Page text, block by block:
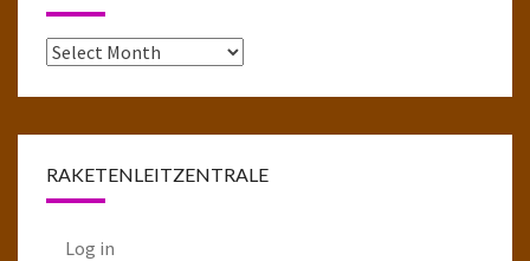
Das
RAKETENLEITZENTRALE
Log in